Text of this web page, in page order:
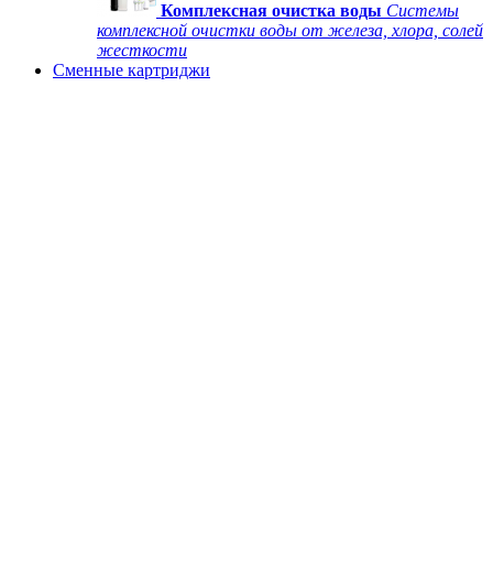
Комплексная очистка воды Системы
комплексной очистки воды от железа, хлора, солей
жесткости
Сменные картриджи